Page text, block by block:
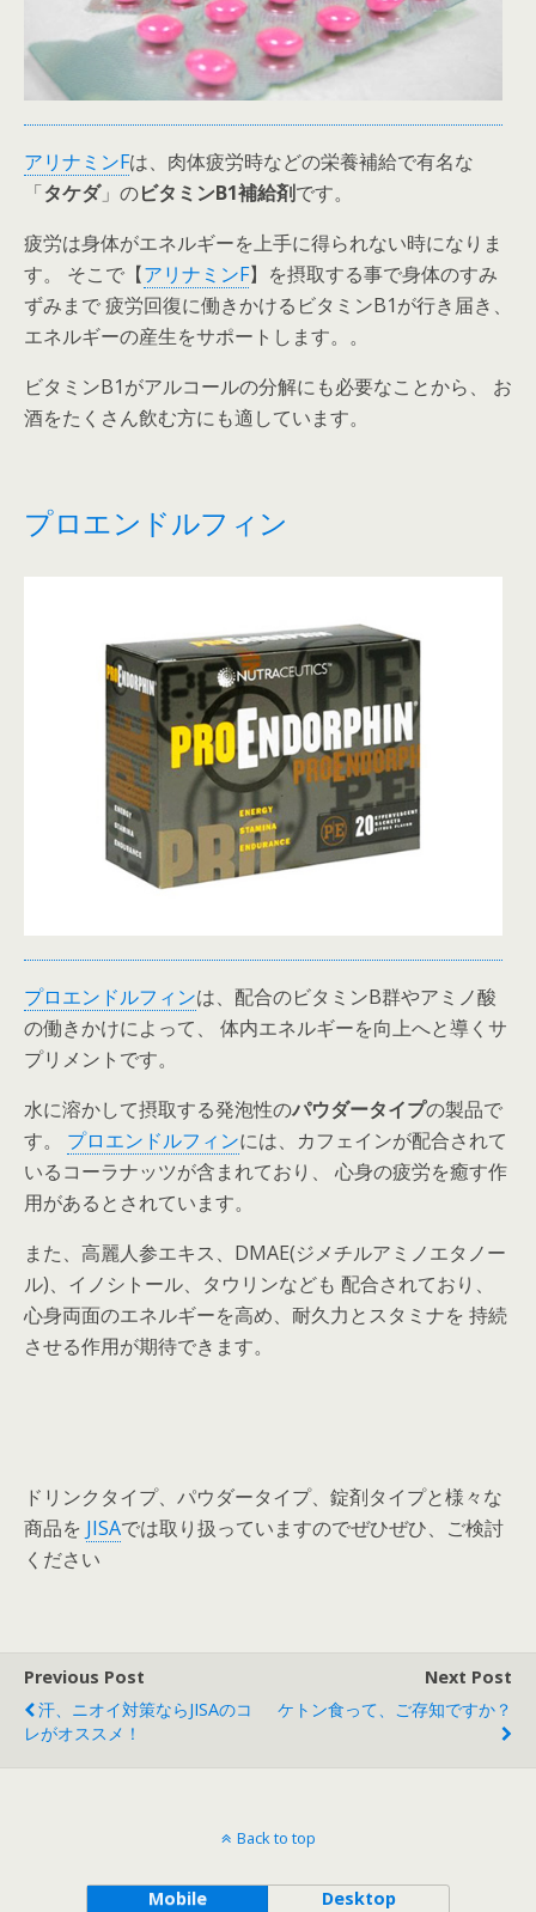
アリナミンFは、肉体疲労時などの栄養補給で有名な
「タケダ」のビタミンB1補給剤です。
疲労は身体がエネルギーを上手に得られない時になりま
す。 そこで【アリナミンF】を摂取する事で身体のすみ
ずみまで 疲労回復に働きかけるビタミンB1が行き届き、
エネルギーの産生をサポートします。。
ビタミンB1がアルコールの分解にも必要なことから、 お
酒をたくさん飲む方にも適しています。
プロエンドルフィン
プロエンドルフィンは、配合のビタミンB群やアミノ酸
の働きかけによって、 体内エネルギーを向上へと導くサ
プリメントです。
水に溶かして摂取する発泡性のパウダータイプの製品で
す。 プロエンドルフィンには、カフェインが配合されて
いるコーラナッツが含まれており、 心身の疲労を癒す作
用があるとされています。
また、高麗人参エキス、DMAE(ジメチルアミノエタノー
ル)、イノシトール、タウリンなども 配合されており、
心身両面のエネルギーを高め、耐久力とスタミナを 持続
させる作用が期待できます。
ドリンクタイプ、パウダータイプ、錠剤タイプと様々な
商品を JISAでは取り扱っていますのでぜひぜひ、ご検討
ください
Previous Post
汗、ニオイ対策ならJISAのコ
レがオススメ！
Next Post
ケトン食って、ご存知ですか？
Back to top
Mobile Desktop